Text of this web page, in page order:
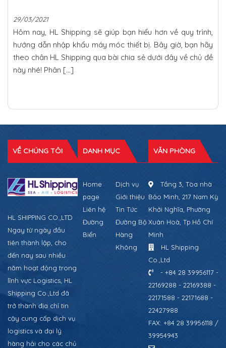
29/03/2021
Hôm nay, HL Shipping sẽ giúp bạn hiểu hơn về quy trình,
hướng dẫn nhập khẩu máy móc thiết bị. Bây giờ, bạn hãy
theo chân HL Shipping qua bài chia sẻ dưới đây về chủ đề
này nhé! Phân […]
VỀ CHÚNG TÔI
HL SHIPPING CO.,LTD
Ngay từ ngày đầu
tiên thành lập, cho
đến nay sau nhiều
năm hoạt động trong
lĩnh vực Logistics, HL
Shipping Co.,Ltd đã
trở thành địa chỉ tin
cậy cung cấp dịch vụ
logistics và đại lý
hàng hải cho các chủ
DANH MỤC
Home
page
Dịch vụ
Giới thiệu
Liên hệ
Tin Tức
Đường
Biển
Đường Bộ
Hàng
Không
VĂN PHÒNG
Tầng 3, Tòa nhà
Bảo Minh, 217 Nam Kỳ
Khởi Nghĩa, Phường
Xuân Hoà, Tp.Hồ Chí
Minh
HL Shipping
Co.,Ltd
- +84 28 39956117 -
22169288 - 22169388 -
22171588 - 22171688 -
22427988
FAX: +84 28 39956118 /
39954943